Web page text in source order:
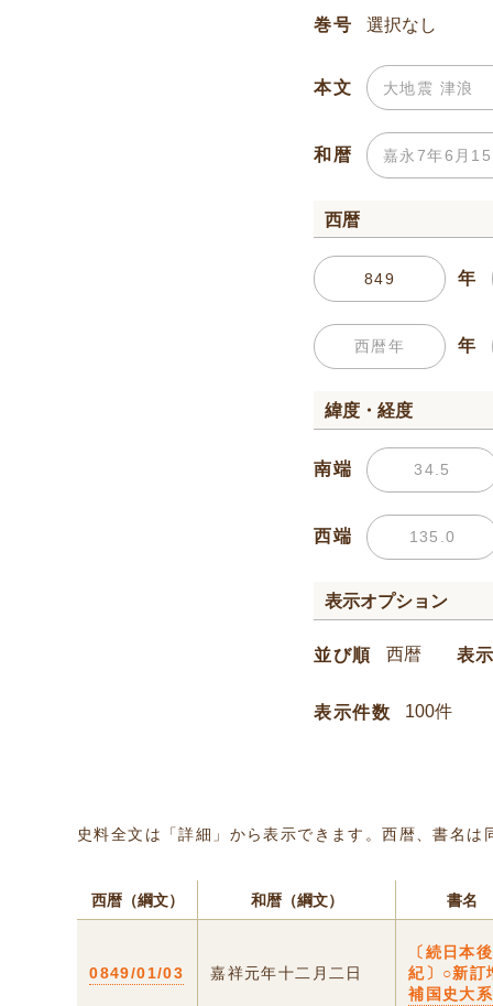
巻号
本文
和暦
西暦
年
年
緯度・経度
南端
西端
表示オプション
並び順 表
表示件数
史料全文は「詳細」から表示できます。西暦、書名
西暦（綱文） 和暦（綱文） 書名
0849/01/03 嘉祥元年十二月二日
〔続日本後
紀〕○新訂
補国史大系